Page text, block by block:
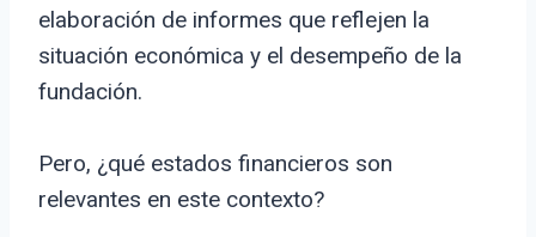
elaboración de informes que reflejen la
situación económica y el desempeño de la
fundación.
Pero, ¿qué estados financieros son
relevantes en este contexto?